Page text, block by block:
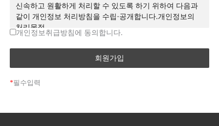
① “몰”은 이 약관의 내용과 상호 및 대표자 성명, 영업소
소재지 주소(소비자의 불만을 처리할 수 있는 곳의 주소를
포함), 전화번호․모사전송번호․전자우편주소, 사업자등록
자가 쉽게 알 수 있도록 이과센세 사이버몰의 초기 서비스
화면(전면)에 게시합니다. 다만, 약관의 내용은 이용자가
이용자가 약관에 동의하기에 앞서 약관에 정하여져 있는
신속하고 원활하게 처리할 수 있도록 하기 위하여 다음과
같이 개인정보 처리방침을 수립·공개합니다.개인정보의
처리목적
<이과센세>은(는) 다음의 목적을 위하여 개인정보를 처리
합니다. 처리하고 있는 개인정보는 다음의 목적 이외의 용
도로는 이용되지 않으며, 이용 목적이 변경되는 경우에는
「개인정보 보호법」 제18조에 따라 별도의 동의를 받는
등 필요한 조치를 이행할 예정입니다.
수강생 등록, 관리 및 관련 서비스 목적으로 개인정보를 처
개인정보취급방침에 동의합니다.
*필수입력